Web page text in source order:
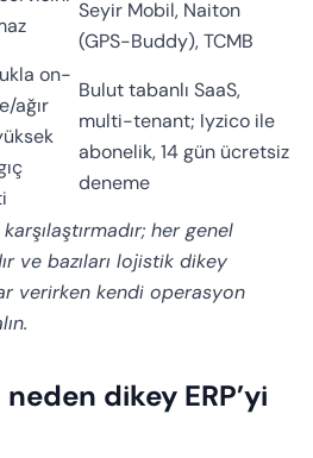
Seyir Mobil, Naiton
(GPS-Buddy), TCMB
on-
ağır
Bulut tabanlı SaaS,
multi-tenant; Iyzico ile
abonelik, 14 gün ücretsiz
deneme
her genel
ve bazıları lojistik dikey
verirken kendi operasyon
dikey ERP’yi